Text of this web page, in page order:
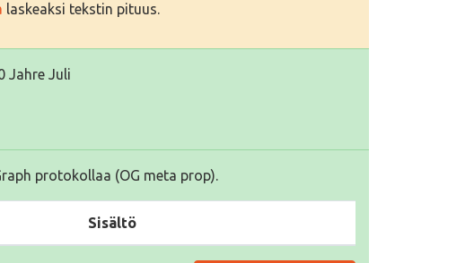
laskeaksi tekstin pituus.
Jahre Juli
protokollaa (OG meta prop).
Sisältö